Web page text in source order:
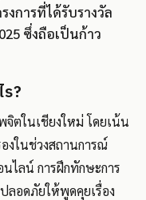
งการที่ได้รับรางวัล
ซึ่งถือเป็นก้าว
?
จิตในเชียงใหม่ โดยเน้น
งในช่วงสถานการณ์
นไลน์ การฝึกทักษะการ
ลอดภัยให้พูดคุยเรื่อง